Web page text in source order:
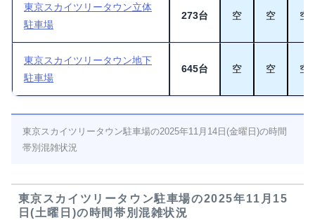
東京スカイツリータウン立体
駐車場
273台 空 空 空
東京スカイツリータウン地下
駐車場
645台 空 空 空
東京スカイツリータウン駐車場の2025年11月14日(金曜日)の時間
帯別混雑状況
東京スカイツリータウン駐車場の2025年11月15
日(土曜日)の時間帯別混雑状況